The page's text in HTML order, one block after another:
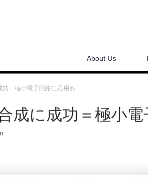
About Us
功＝極小電子回路に応用も
成に成功＝極小